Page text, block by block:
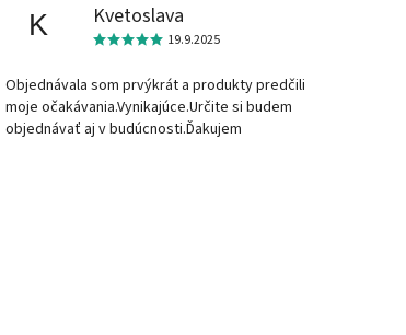
K Kvetoslava
19.9.2025
Objednávala som prvýkrát a produkty predčili
moje očakávania.Vynikajúce.Určite si budem
objednávať aj v budúcnosti.Ďakujem